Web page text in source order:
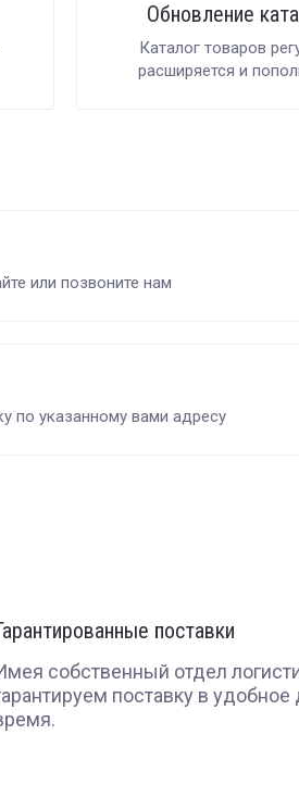
Обновление
Каталог товаров
расширяется и
или позвоните нам
по указанному вами адресу
поставки
собственный отдел
поставку в удобное